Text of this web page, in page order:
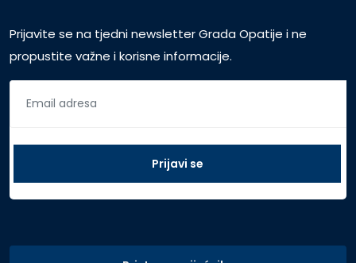
Prijavite se na tjedni newsletter Grada Opatije i ne
propustite važne i korisne informacije.